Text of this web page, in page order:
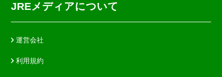
JREメディアについて
運営会社
利用規約